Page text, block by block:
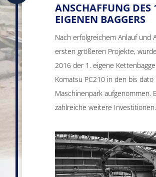
ANSCHAFFUNG DES
EIGENEN BAGGERS
Nach erfolgreichem Anlauf und
ersten größeren Projekte,
2016 der 1. eigene
Komatsu PC210 in den bis
Maschinenpark aufgenommen.
zahlreiche weitere Investitionen.